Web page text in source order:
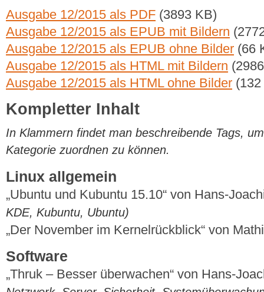
Ausgabe 12/2015 als PDF (3893 KB)
Ausgabe 12/2015 als EPUB mit Bildern
Ausgabe 12/2015 als EPUB ohne Bilder (66
Ausgabe 12/2015 als HTML mit Bildern
Ausgabe 12/2015 als HTML ohne Bilder
Kompletter Inhalt
In Klammern findet man beschreibende Tags,
Kategorie zuordnen zu können.
Linux allgemein
„Ubuntu und Kubuntu 15.10“ von Hans-
KDE, Kubuntu, Ubuntu)
„Der November im Kernelrückblick“ von
Software
„Thruk – Besser überwachen“ von Hans-